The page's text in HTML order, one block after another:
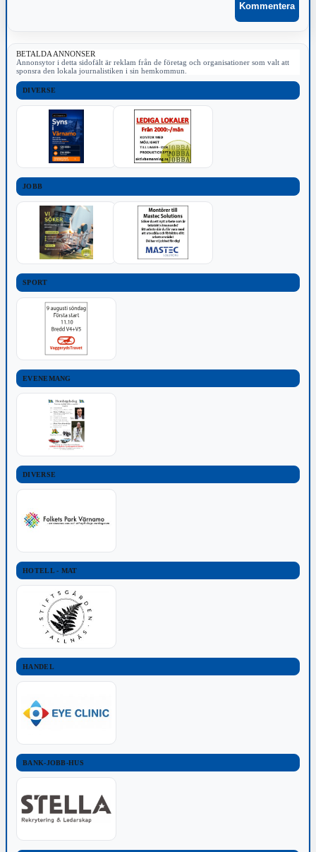
BETALDA ANNONSER
Annonsytor i detta sidofält är reklam från de företag och organisationer som valt att
sponsra den lokala journalistiken i sin hemkommun.
DIVERSE
JOBB
SPORT
EVENEMANG
DIVERSE
HOTELL - MAT
HANDEL
BANK-JOBB-HUS